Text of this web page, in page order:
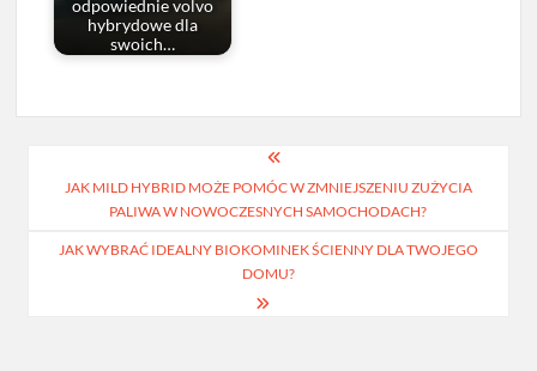
odpowiednie volvo
hybrydowe dla
swoich…
wpisu
JAK MILD HYBRID MOŻE POMÓC W ZMNIEJSZENIU ZUŻYCIA
PALIWA W NOWOCZESNYCH SAMOCHODACH?
JAK WYBRAĆ IDEALNY BIOKOMINEK ŚCIENNY DLA TWOJEGO
DOMU?